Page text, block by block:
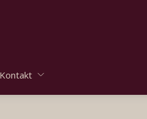
Kontakt